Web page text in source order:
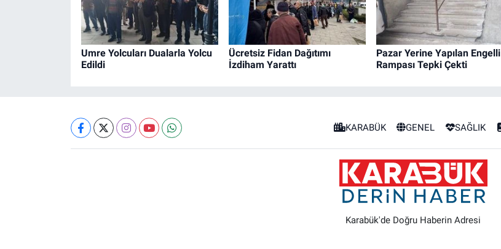
Umre Yolcuları Dualarla Yolcu
Edildi
Ücretsiz Fidan Dağıtımı
İzdiham Yarattı
Pazar Yerine Yapılan Engelli
Rampası Tepki Çekti
KARABÜK GENEL SAĞLIK
Karabük'de Doğru Haberin Adresi